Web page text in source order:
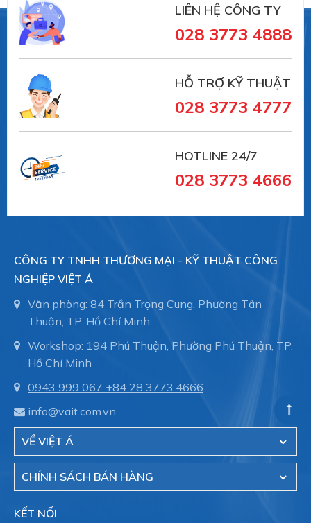
LIÊN HỆ CÔNG TY
028 3773 4888
HỖ TRỢ KỸ THUẬT
028 3773 4777
HOTLINE 24/7
028 3773 4666
CÔNG TY TNHH THƯƠNG MẠI - KỸ THUẬT CÔNG
NGHIỆP VIỆT Á
Văn phòng: 84 Trần Trọng Cung, Phường Tân
Thuận, TP. Hồ Chí Minh
Workshop: 194 Phú Thuận, Phường Phú Thuận, TP.
Hồ Chí Minh
0943 999 067 +84 28 3773.4666
info@vait.com.vn
VỀ VIỆT Á
CHÍNH SÁCH BÁN HÀNG
KẾT NỐI